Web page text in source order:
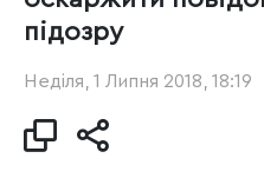
підозру
Неділя, 1 Липня 2018, 18:19